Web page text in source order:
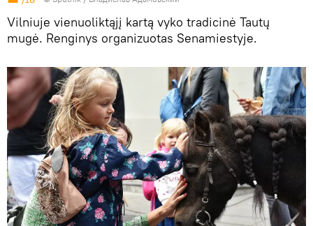
Vilniuje vienuoliktąjį kartą vyko tradicinė Tautų
mugė. Renginys organizuotas Senamiestyje.